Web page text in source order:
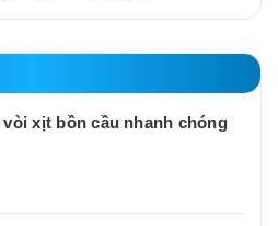
vòi xịt bồn cầu nhanh chóng